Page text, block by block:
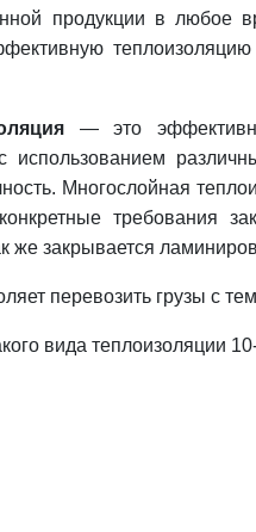
продукции в любое
— это
использованием
Многослойная
требования
же закрывается
перевозить грузы с
вида теплоизоляции